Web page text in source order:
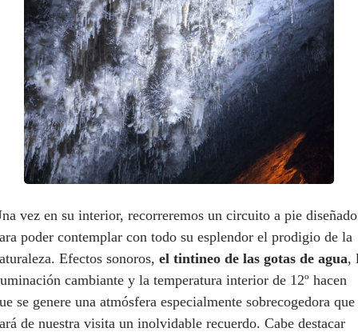
vez en su interior, recorreremos un circuito a pie diseñado
poder contemplar con todo su esplendor el prodigio de la
Efectos sonoros, el tintineo de las gotas de agua,
cambiante y la temperatura interior de 12º hacen
se genere una atmósfera especialmente sobrecogedora que
de nuestra visita un inolvidable recuerdo. Cabe destacar